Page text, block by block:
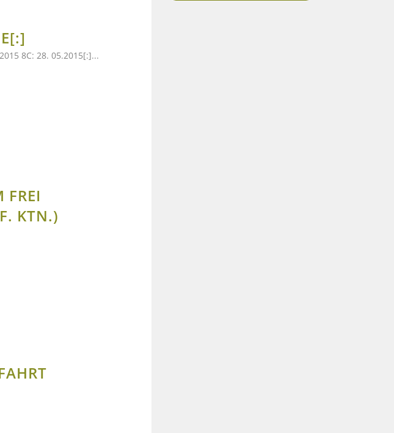
8C: 28. 05.2015[:]...
FREI
KTN.)